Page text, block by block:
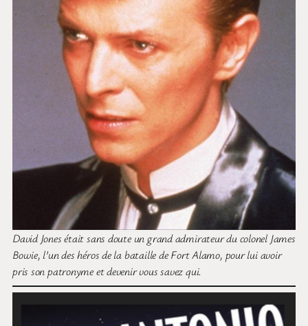
David Jones était sans doute un grand admirateur du colonel James
Bowie, l’un des héros de la bataille de Fort Alamo, pour lui avoir
pris son patronyme et devenir vous savez qui.